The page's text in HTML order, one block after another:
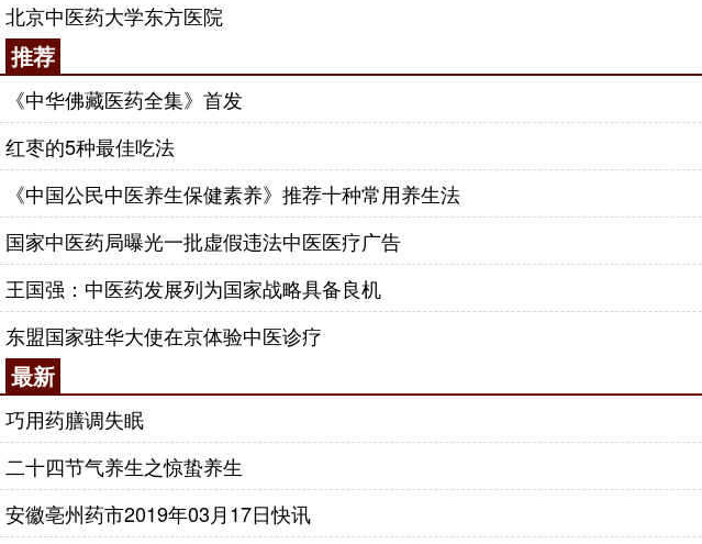
北京中医药大学东方医院
推荐
《中华佛藏医药全集》首发
红枣的5种最佳吃法
《中国公民中医养生保健素养》推荐十种常用养生法
国家中医药局曝光一批虚假违法中医医疗广告
王国强：中医药发展列为国家战略具备良机
东盟国家驻华大使在京体验中医诊疗
最新
巧用药膳调失眠
二十四节气养生之惊蛰养生
安徽亳州药市2019年03月17日快讯